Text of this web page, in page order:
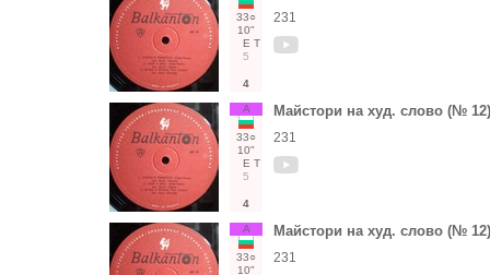
33○
10"
Е Т
5
4
231
А
33○
10"
Е Т
5
4
Майстори на худ. слово (№
231
А
33○
10"
Майстори на худ. слово (№
231